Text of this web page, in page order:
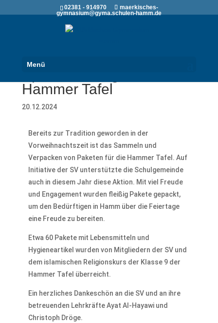
02381 - 914970
maerkisches-
gymnasium@gyma.schulen-hamm.de
Menü
Hammer Tafel
20.12.2024
Bereits zur Tradition geworden in der
Vorweihnachtszeit ist das Sammeln und
Verpacken von Paketen für die Hammer Tafel. Auf
Initiative der SV unterstützte die Schulgemeinde
auch in diesem Jahr diese Aktion. Mit viel Freude
und Engagement wurden fleißig Pakete gepackt,
um den Bedürftigen in Hamm über die Feiertage
eine Freude zu bereiten.
Etwa 60 Pakete mit Lebensmitteln und
Hygieneartikel wurden von Mitgliedern der SV und
dem islamischen Religionskurs der Klasse 9 der
Hammer Tafel überreicht.
Ein herzliches Dankeschön an die SV und an ihre
betreuenden Lehrkräfte Ayat Al-Hayawi und
Christoph Dröge.